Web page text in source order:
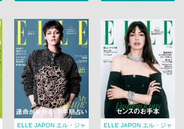
ELLE JAPON エル・ジャ
ELLE JAPON エル・ジャ